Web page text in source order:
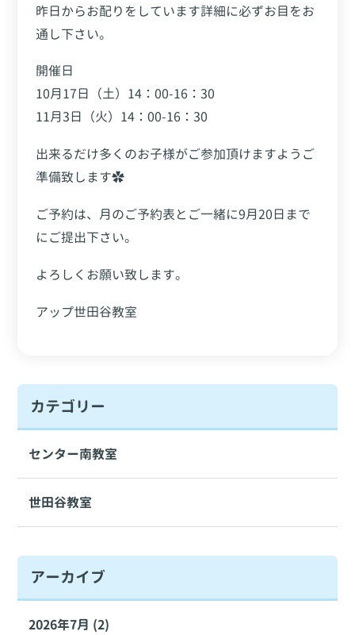
昨日からお配りをしています詳細に必ずお目をお
通し下さい。
開催日
10月17日（土）14：00-16：30
11月3日（火）14：00-16：30
出来るだけ多くのお子様がご参加頂けますようご
準備致します✿
ご予約は、月のご予約表とご一緒に9月20日まで
にご提出下さい。
よろしくお願い致します。
アップ世田谷教室
カテゴリー
センター南教室
世田谷教室
アーカイブ
2026年7月 (2)